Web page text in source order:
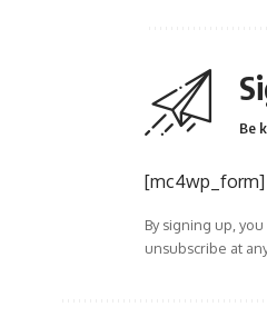
Be
[mc4wp_form]
By signing up,
unsubscribe at